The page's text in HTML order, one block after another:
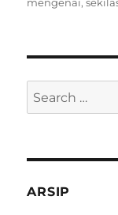
Search
for:
ARSIP